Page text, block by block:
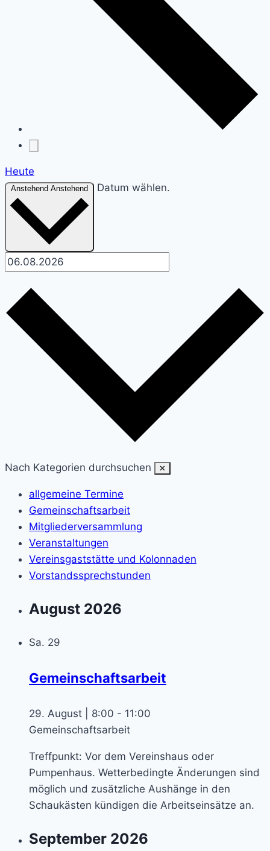
Heute
Anstehend Anstehend Datum wählen.
Nach Kategorien durchsuchen ✕
allgemeine Termine
Gemeinschaftsarbeit
Mitgliederversammlung
Veranstaltungen
Vereinsgaststätte und Kolonnaden
Vorstandssprechstunden
August 2026
Sa. 29
Gemeinschaftsarbeit
29. August | 8:00 - 11:00
Gemeinschaftsarbeit
Treffpunkt: Vor dem Vereinshaus oder
Pumpenhaus. Wetterbedingte Änderungen sind
möglich und zusätzliche Aushänge in den
Schaukästen kündigen die Arbeitseinsätze an.
September 2026